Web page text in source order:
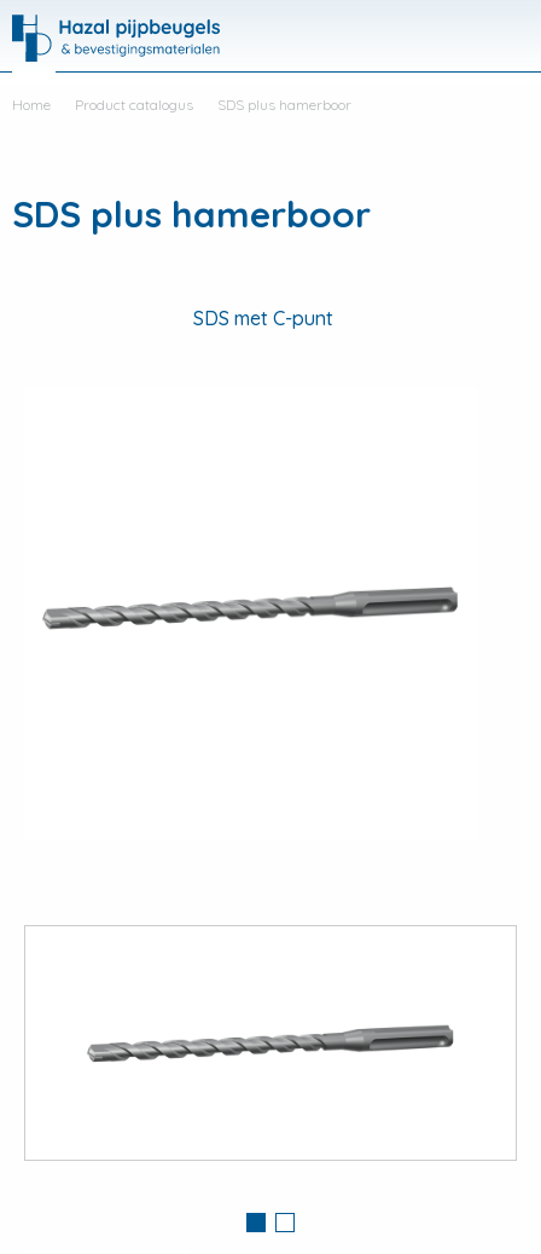
Hazal
Home Product catalogus SDS plus hamerboor
SDS plus hamerboor
SDS met C-punt
View